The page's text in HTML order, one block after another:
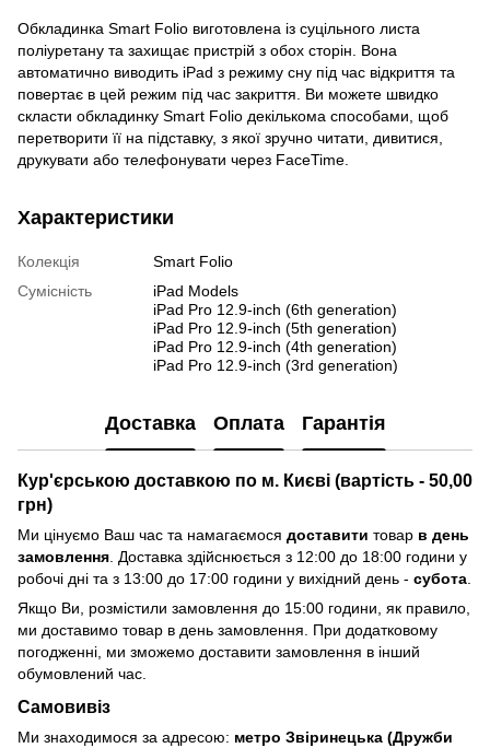
Обкладинка Smart Folio виготовлена із суцільного листа
поліуретану та захищає пристрій з обох сторін. Вона
автоматично виводить iPad з режиму сну під час відкриття та
повертає в цей режим під час закриття. Ви можете швидко
скласти обкладинку Smart Folio декількома способами, щоб
перетворити її на підставку, з якої зручно читати, дивитися,
друкувати або телефонувати через FaceTime.
Характеристики
Колекція
Smart Folio
Сумісність
iPad Models
iPad Pro 12.9-inch (6th generation)
iPad Pro 12.9-inch (5th generation)
iPad Pro 12.9-inch (4th generation)
iPad Pro 12.9-inch (3rd generation)
Доставка Оплата Гарантія
Кур'єрською доставкою по м. Києві (вартість - 50,00
грн)
Ми цінуємо Ваш час та намагаємося доставити товар в день
замовлення . Доставка здійснюється з 12:00 до 18:00 години у
робочі дні та з 13:00 до 17:00 години у вихідний день - субота
Якщо Ви, розмістили замовлення до 15:00 години, як правило,
ми доставимо товар в день замовлення. При додатковому
погодженні, ми зможемо доставити замовлення в інший
обумовлений час.
Самовивіз
Ми знаходимося за адресою: метро Звіринецька (Дружби